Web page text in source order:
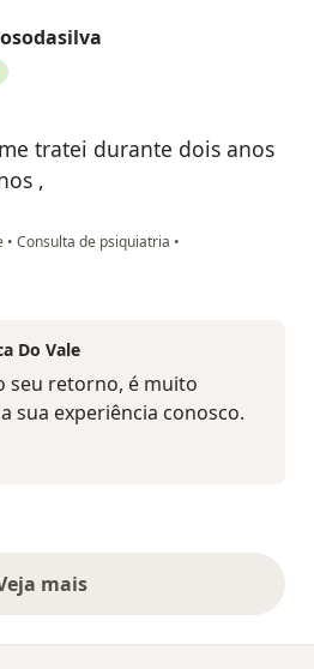
tratei durante dois anos
,
• Consulta de psiquiatria •
Do Vale
seu retorno, é muito
sua experiência conosco.
mais
opiniões acima